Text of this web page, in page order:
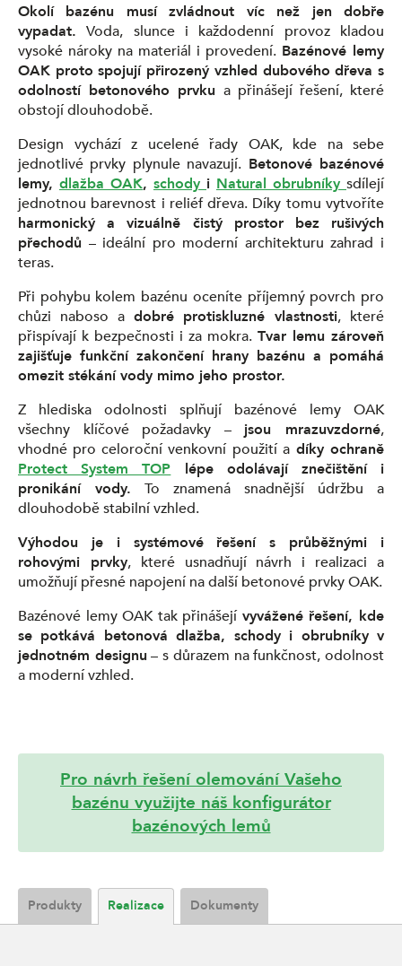
Okolí bazénu musí zvládnout víc než jen dobře
vypadat. Voda, slunce i každodenní provoz kladou
vysoké nároky na materiál i provedení. Bazénové lemy
OAK proto spojují přirozený vzhled dubového dřeva s
odolností betonového prvku a přinášejí řešení, které
obstojí dlouhodobě.
Design vychází z ucelené řady OAK, kde na sebe
jednotlivé prvky plynule navazují. Betonové bazénové
lemy, dlažba OAK, schody i Natural obrubníky sdílejí
jednotnou barevnost i reliéf dřeva. Díky tomu vytvoříte
harmonický a vizuálně čistý prostor bez rušivých
přechodů – ideální pro moderní architekturu zahrad i
teras.
Při pohybu kolem bazénu oceníte příjemný povrch pro
chůzi naboso a dobré protiskluzné vlastnosti, které
přispívají k bezpečnosti i za mokra. Tvar lemu zároveň
zajišťuje funkční zakončení hrany bazénu a pomáhá
omezit stékání vody mimo jeho prostor.
Z hlediska odolnosti splňují bazénové lemy OAK
všechny klíčové požadavky – jsou mrazuvzdorné,
vhodné pro celoroční venkovní použití adíky ochraně
Protect System TOP lépe odolávají znečištění i
pronikání vody. To znamená snadnější údržbu a
dlouhodobě stabilní vzhled.
Výhodou je i systémové řešení s průběžnými i
rohovými prvky, které usnadňují návrh i realizaci a
umožňují přesné napojení na další betonové prvky OAK.
Bazénové lemy OAK tak přinášejí vyvážené řešení, kde
se potkává betonová dlažba, schody i obrubníky v
jednotném designu – s důrazem na funkčnost, odolnost
a moderní vzhled.
Pro návrh řešení olemování Vašeho
bazénu využijte náš konfigurátor
bazénových lemů
Produkty Realizace Dokumenty